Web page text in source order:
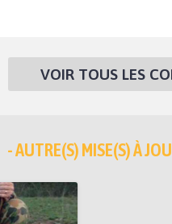
VOIR TOUS LES
- AUTRE(S) MISE(S) À